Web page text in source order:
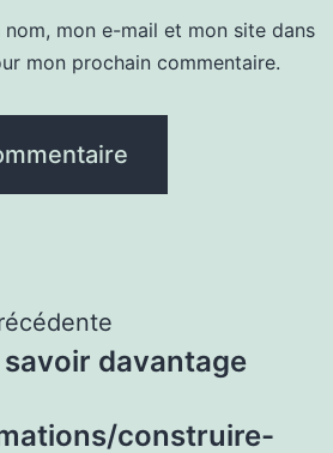
mon e-mail et mon site dans
mon prochain commentaire.
davantage
construire-